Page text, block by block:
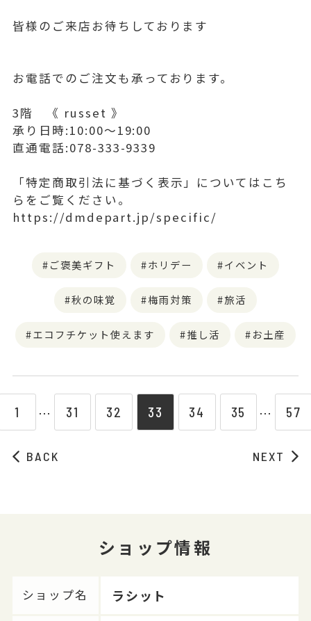
皆様のご来店お待ちしております
お電話でのご注文も承っております。
3階 《 russet 》
承り日時:10:00〜19:00
直通電話:078-333-9339
「特定商取引法に基づく表示」についてはこち
らをご覧ください。
https://dmdepart.jp/specific/
ご褒美ギフト ホリデー イベント
秋の味覚 梅雨対策 旅活
エコフチケット使えます 推し活 お土産
BACK
1 ⋯ 31 32 33 34 35 ⋯ 57
NEXT
ショップ情報
ショップ名 ラシット